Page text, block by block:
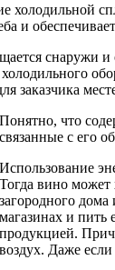
холодильной
и
снаружи
заказчика
Понятно, что
связанные с его
Использование
Тогда вино может
загородного
магазинах и пить
продукцией.
воздух. Даже